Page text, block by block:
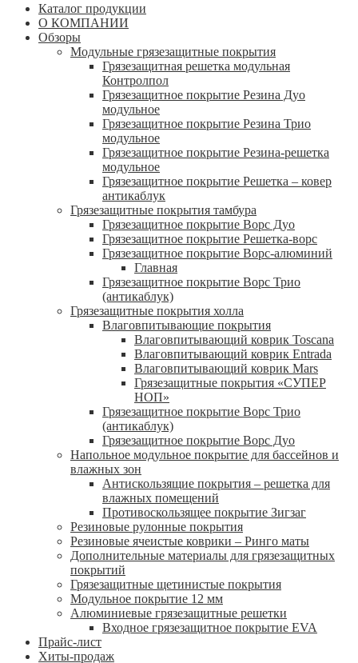
Каталог продукции
О КОМПАНИИ
Обзоры
Модульные грязезащитные покрытия
Грязезащитная решетка модульная
Контролпол
Грязезащитное покрытие Резина Дуо
модульное
Грязезащитное покрытие Резина Трио
модульное
Грязезащитное покрытие Резина-решетка
модульное
Грязезащитное покрытие Решетка – ковер
антикаблук
Грязезащитные покрытия тамбура
Грязезащитное покрытие Ворс Дуо
Грязезащитное покрытие Решетка-ворс
Грязезащитное покрытие Ворс-алюминий
Главная
Грязезащитное покрытие Ворс Трио
(антикаблук)
Грязезащитные покрытия холла
Влаговпитывающие покрытия
Влаговпитывающий коврик Toscana
Влаговпитывающий коврик Entrada
Влаговпитывающий коврик Mars
Грязезащитные покрытия «СУПЕР
НОП»
Грязезащитное покрытие Ворс Трио
(антикаблук)
Грязезащитное покрытие Ворс Дуо
Напольное модульное покрытие для бассейнов и
влажных зон
Антискользящие покрытия – решетка для
влажных помещений
Противоскользящее покрытие Зигзаг
Резиновые рулонные покрытия
Резиновые ячеистые коврики – Ринго маты
Дополнительные материалы для грязезащитных
покрытий
Грязезащитные щетинистые покрытия
Модульное покрытие 12 мм
Алюминиевые грязезащитные решетки
Входное грязезащитное покрытие EVA
Прайс-лист
Хиты-продаж